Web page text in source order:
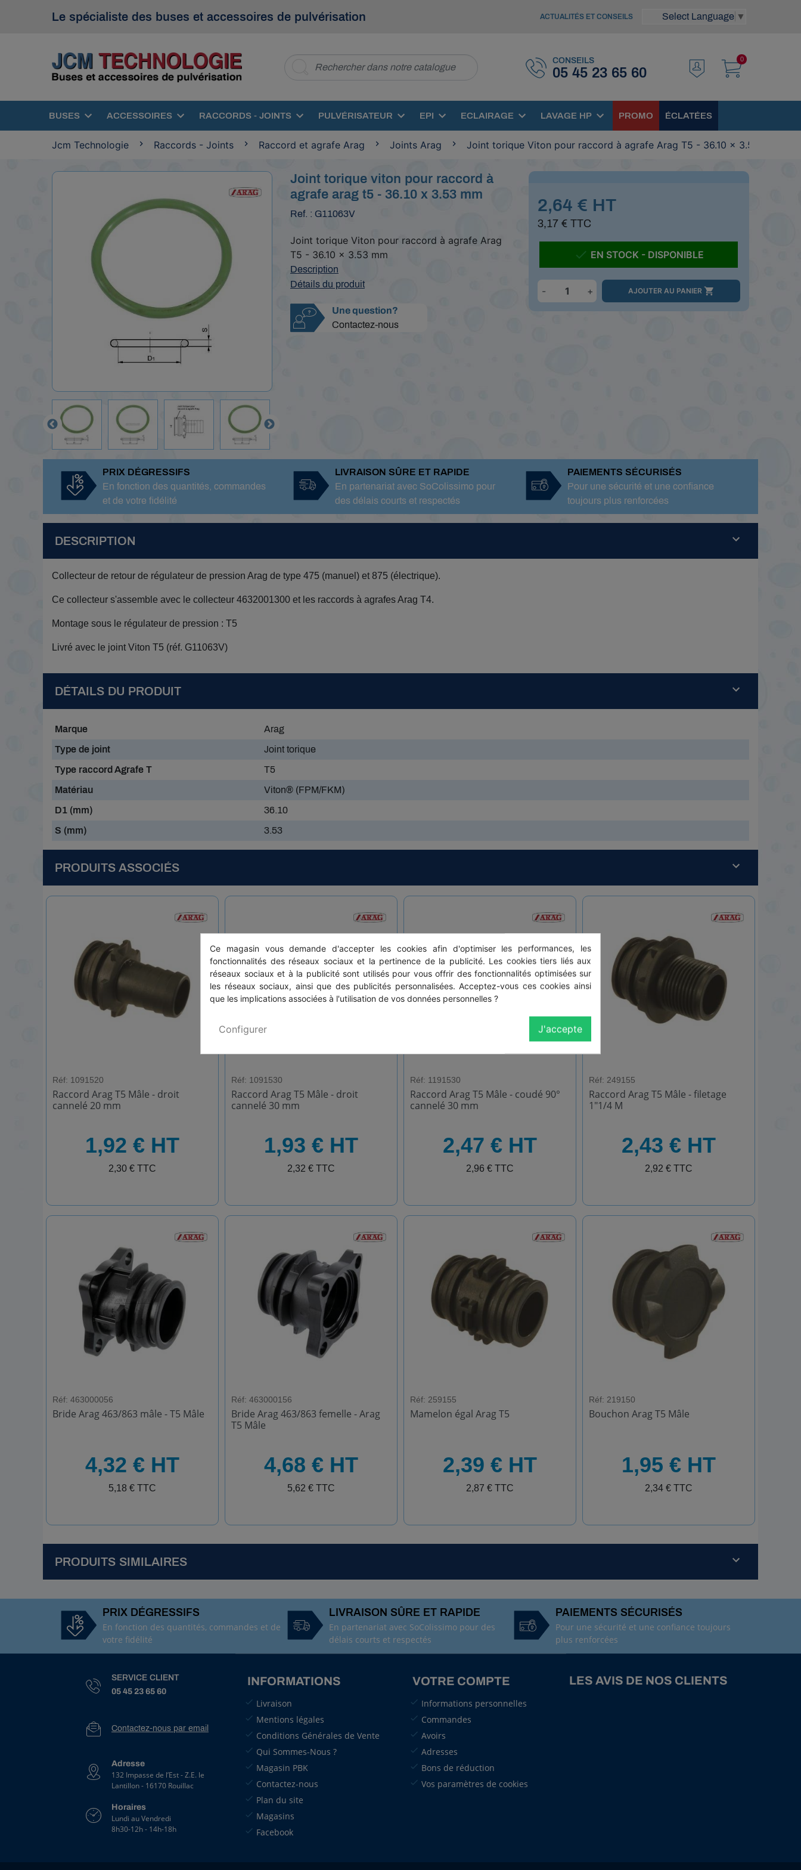
Le spécialiste des buses et accessoires de pulvérisation ACTUALITÉS ET CONSEILS Select Language ▼
CONSEILS
05 45 23 65 60
0
BUSES ACCESSOIRES RACCORDS - JOINTS PULVÉRISATEUR EPI ECLAIRAGE LAVAGE HP PROMO ÉCLATÉES
Jcm Technologie Raccords - Joints Raccord et agrafe Arag Joints Arag Joint torique Viton pour raccord à agrafe Arag T5 - 36.10 x 3.53 mm
 
Joint torique viton pour raccord à
agrafe arag t5 - 36.10 x 3.53 mm
Ref. : G11063V
Joint torique Viton pour raccord à agrafe Arag
T5 - 36.10 x 3.53 mm
Description
Détails du produit
Une question?
Contactez-nous
2,64 € HT
3,17 € TTC
 EN STOCK - DISPONIBLE
- + AJOUTER AU PANIER 
PRIX DÉGRESSIFS
En fonction des quantités, commandes
et de votre fidélité
LIVRAISON SÛRE ET RAPIDE
En partenariat avec SoColissimo pour
des délais courts et respectés
PAIEMENTS SÉCURISÉS
Pour une sécurité et une confiance
toujours plus renforcées
DESCRIPTION
Collecteur de retour de régulateur de pression Arag de type 475 (manuel) et 875 (électrique).
Ce collecteur s'assemble avec le collecteur 4632001300 et les raccords à agrafes Arag T4.
Montage sous le régulateur de pression : T5
Livré avec le joint Viton T5 (réf. G11063V)
DÉTAILS DU PRODUIT
Marque
Arag
Type de joint
Joint torique
Type raccord Agrafe T
T5
Matériau
Viton® (FPM/FKM)
D1 (mm)
36.10
S (mm)
3.53
PRODUITS ASSOCIÉS
Réf: 1091520
Raccord Arag T5 Mâle - droit
cannelé 20 mm
1,92 € HT
2,30 € TTC
Réf: 1091530
Raccord Arag T5 Mâle - droit
cannelé 30 mm
1,93 € HT
2,32 € TTC
Réf: 1191530
Raccord Arag T5 Mâle - coudé 90°
cannelé 30 mm
2,47 € HT
2,96 € TTC
Réf: 249155
Raccord Arag T5 Mâle - filetage
1"1/4 M
2,43 € HT
2,92 € TTC
Réf: 463000056
Bride Arag 463/863 mâle - T5 Mâle
4,32 € HT
5,18 € TTC
Réf: 463000156
Bride Arag 463/863 femelle - Arag
T5 Mâle
4,68 € HT
5,62 € TTC
Réf: 259155
Mamelon égal Arag T5
2,39 € HT
2,87 € TTC
Réf: 219150
Bouchon Arag T5 Mâle
1,95 € HT
2,34 € TTC
PRODUITS SIMILAIRES
1
PRIX DÉGRESSIFS
En fonction des quantités, commandes et de
votre fidélité
LIVRAISON SÛRE ET RAPIDE
En partenariat avec SoColissimo pour des
délais courts et respectés
PAIEMENTS SÉCURISÉS
Pour une sécurité et une confiance toujours
plus renforcées
SERVICE CLIENT
05 45 23 65 60
Contactez-nous par email
Adresse
132 Impasse de l’Est - Z.E. le
Lantillon - 16170 Rouillac
Horaires
Lundi au Vendredi
8h30-12h - 14h-18h
INFORMATIONS
Livraison
Mentions légales
Conditions Générales de Vente
Qui Sommes-Nous ?
Magasin PBK
Contactez-nous
Plan du site
Magasins
Facebook
VOTRE COMPTE
Informations personnelles
Commandes
Avoirs
Adresses
Bons de réduction
Vos paramètres de cookies
LES AVIS DE NOS CLIENTS
Ce magasin vous demande d'accepter les cookies afin d'optimiser les performances, les
fonctionnalités des réseaux sociaux et la pertinence de la publicité. Les cookies tiers liés aux
réseaux sociaux et à la publicité sont utilisés pour vous offrir des fonctionnalités optimisées sur
les réseaux sociaux, ainsi que des publicités personnalisées. Acceptez-vous ces cookies ainsi
que les implications associées à l'utilisation de vos données personnelles ?
J'accepte
Configurer